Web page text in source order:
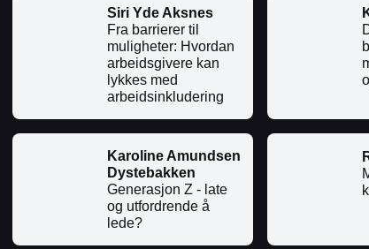
Siri Yde Aksnes
Fra barrierer til
muligheter: Hvordan
arbeidsgivere kan
lykkes med
arbeidsinkludering
Karoline Amundsen
Dystebakken
Generasjon Z - late
og utfordrende å
lede?